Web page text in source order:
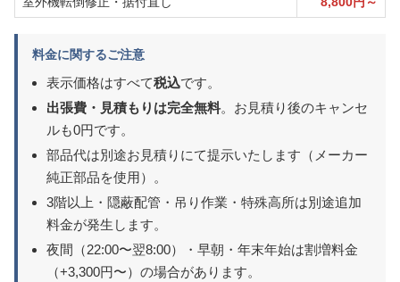
料金に関するご注意
表示価格はすべて税込です。
出張費・見積もりは完全無料。お見積り後のキャンセ
ルも0円です。
部品代は別途お見積りにて提示いたします（メーカー
純正部品を使用）。
3階以上・隠蔽配管・吊り作業・特殊高所は別途追加
料金が発生します。
夜間（22:00〜翌8:00）・早朝・年末年始は割増料金
（+3,300円〜）の場合があります。